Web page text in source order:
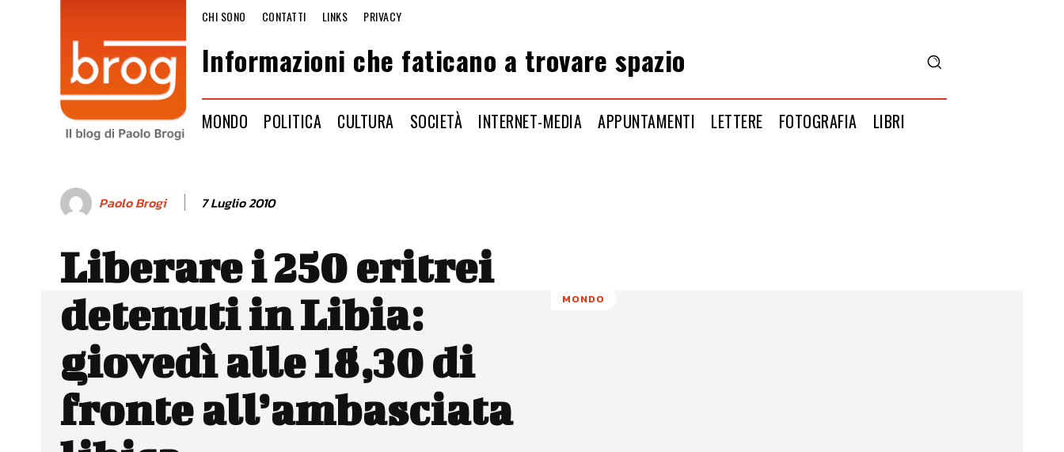
CHI SONO CONTATTI LINKS PRIVACY
Informazioni che faticano a trovare spazio
MONDO POLITICA CULTURA SOCIETÀ INTERNET-MEDIA APPUNTAMENTI LETTERE FOTOGRAFIA LIBRI
Paolo Brogi 7 Luglio 2010
Liberare i 250 eritrei
detenuti in Libia:
giovedì alle 18,30 di
fronte all’ambasciata
MONDO